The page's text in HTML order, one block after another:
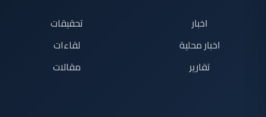
اخبار
اخبار محلية
تقارير
تحقيقات
لقاءات
مقالات